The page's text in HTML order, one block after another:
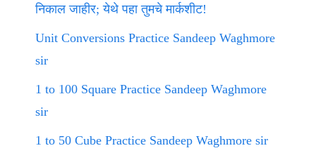
निकाल जाहीर; येथे पहा तुमचे मार्कशीट!
Unit Conversions Practice Sandeep Waghmore
sir
1 to 100 Square Practice Sandeep Waghmore
sir
1 to 50 Cube Practice Sandeep Waghmore sir